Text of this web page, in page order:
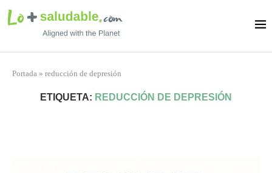
Portada » reducción de depresión
ETIQUETA: REDUCCIÓN DE DEPRESIÓN